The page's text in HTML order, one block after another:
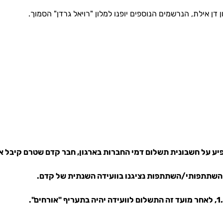
אילת, הנרשמים הנוספים יופנו למלון "רויאל גרדן" הסמוך.
השתתפות נציגנו בוועידה השנתית של קדם.